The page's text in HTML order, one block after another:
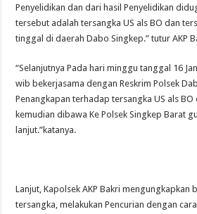
Penyelidikan dan dari hasil Penyelidikan
tersebut adalah tersangka US als BO dan
tinggal di daerah Dabo Singkep.” tutur AKP
“Selanjutnya Pada hari minggu tanggal 16
wib bekerjasama dengan Reskrim Polsek
Penangkapan terhadap tersangka US als BO
kemudian dibawa Ke Polsek Singkep Barat
lanjut.”katanya.
Lanjut, Kapolsek AKP Bakri mengungkapkan
tersangka, melakukan Pencurian dengan